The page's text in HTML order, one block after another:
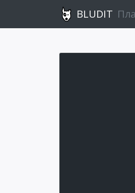
BLUDIT